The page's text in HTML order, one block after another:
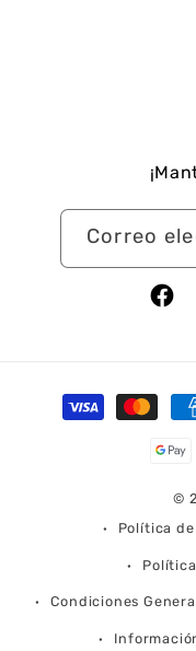
Correo
Formas
de
©
Política
Condiciones